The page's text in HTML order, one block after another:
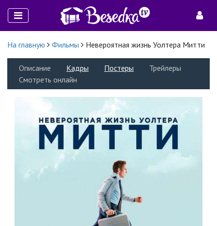
На главную Фильмы Невероятная жизнь Уолтера Митти
Описание Кадры Постеры
Трейлеры
Смотреть онлайн